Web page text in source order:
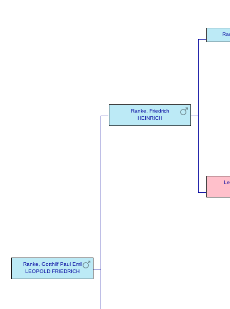
Ranke, Gotthilf Paul Emil
LEOPOLD FRIEDRICH
Ranke, Friedrich
HEINRICH